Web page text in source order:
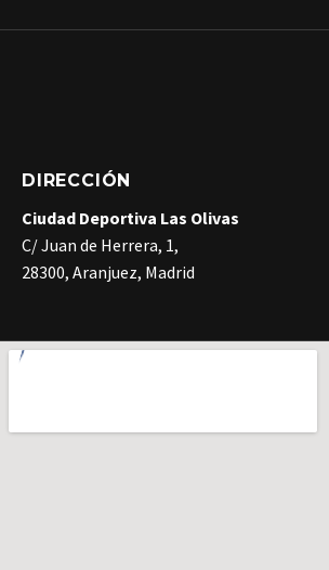
DIRECCIÓN
Ciudad Deportiva Las Olivas
C/ Juan de Herrera, 1,
28300, Aranjuez, Madrid